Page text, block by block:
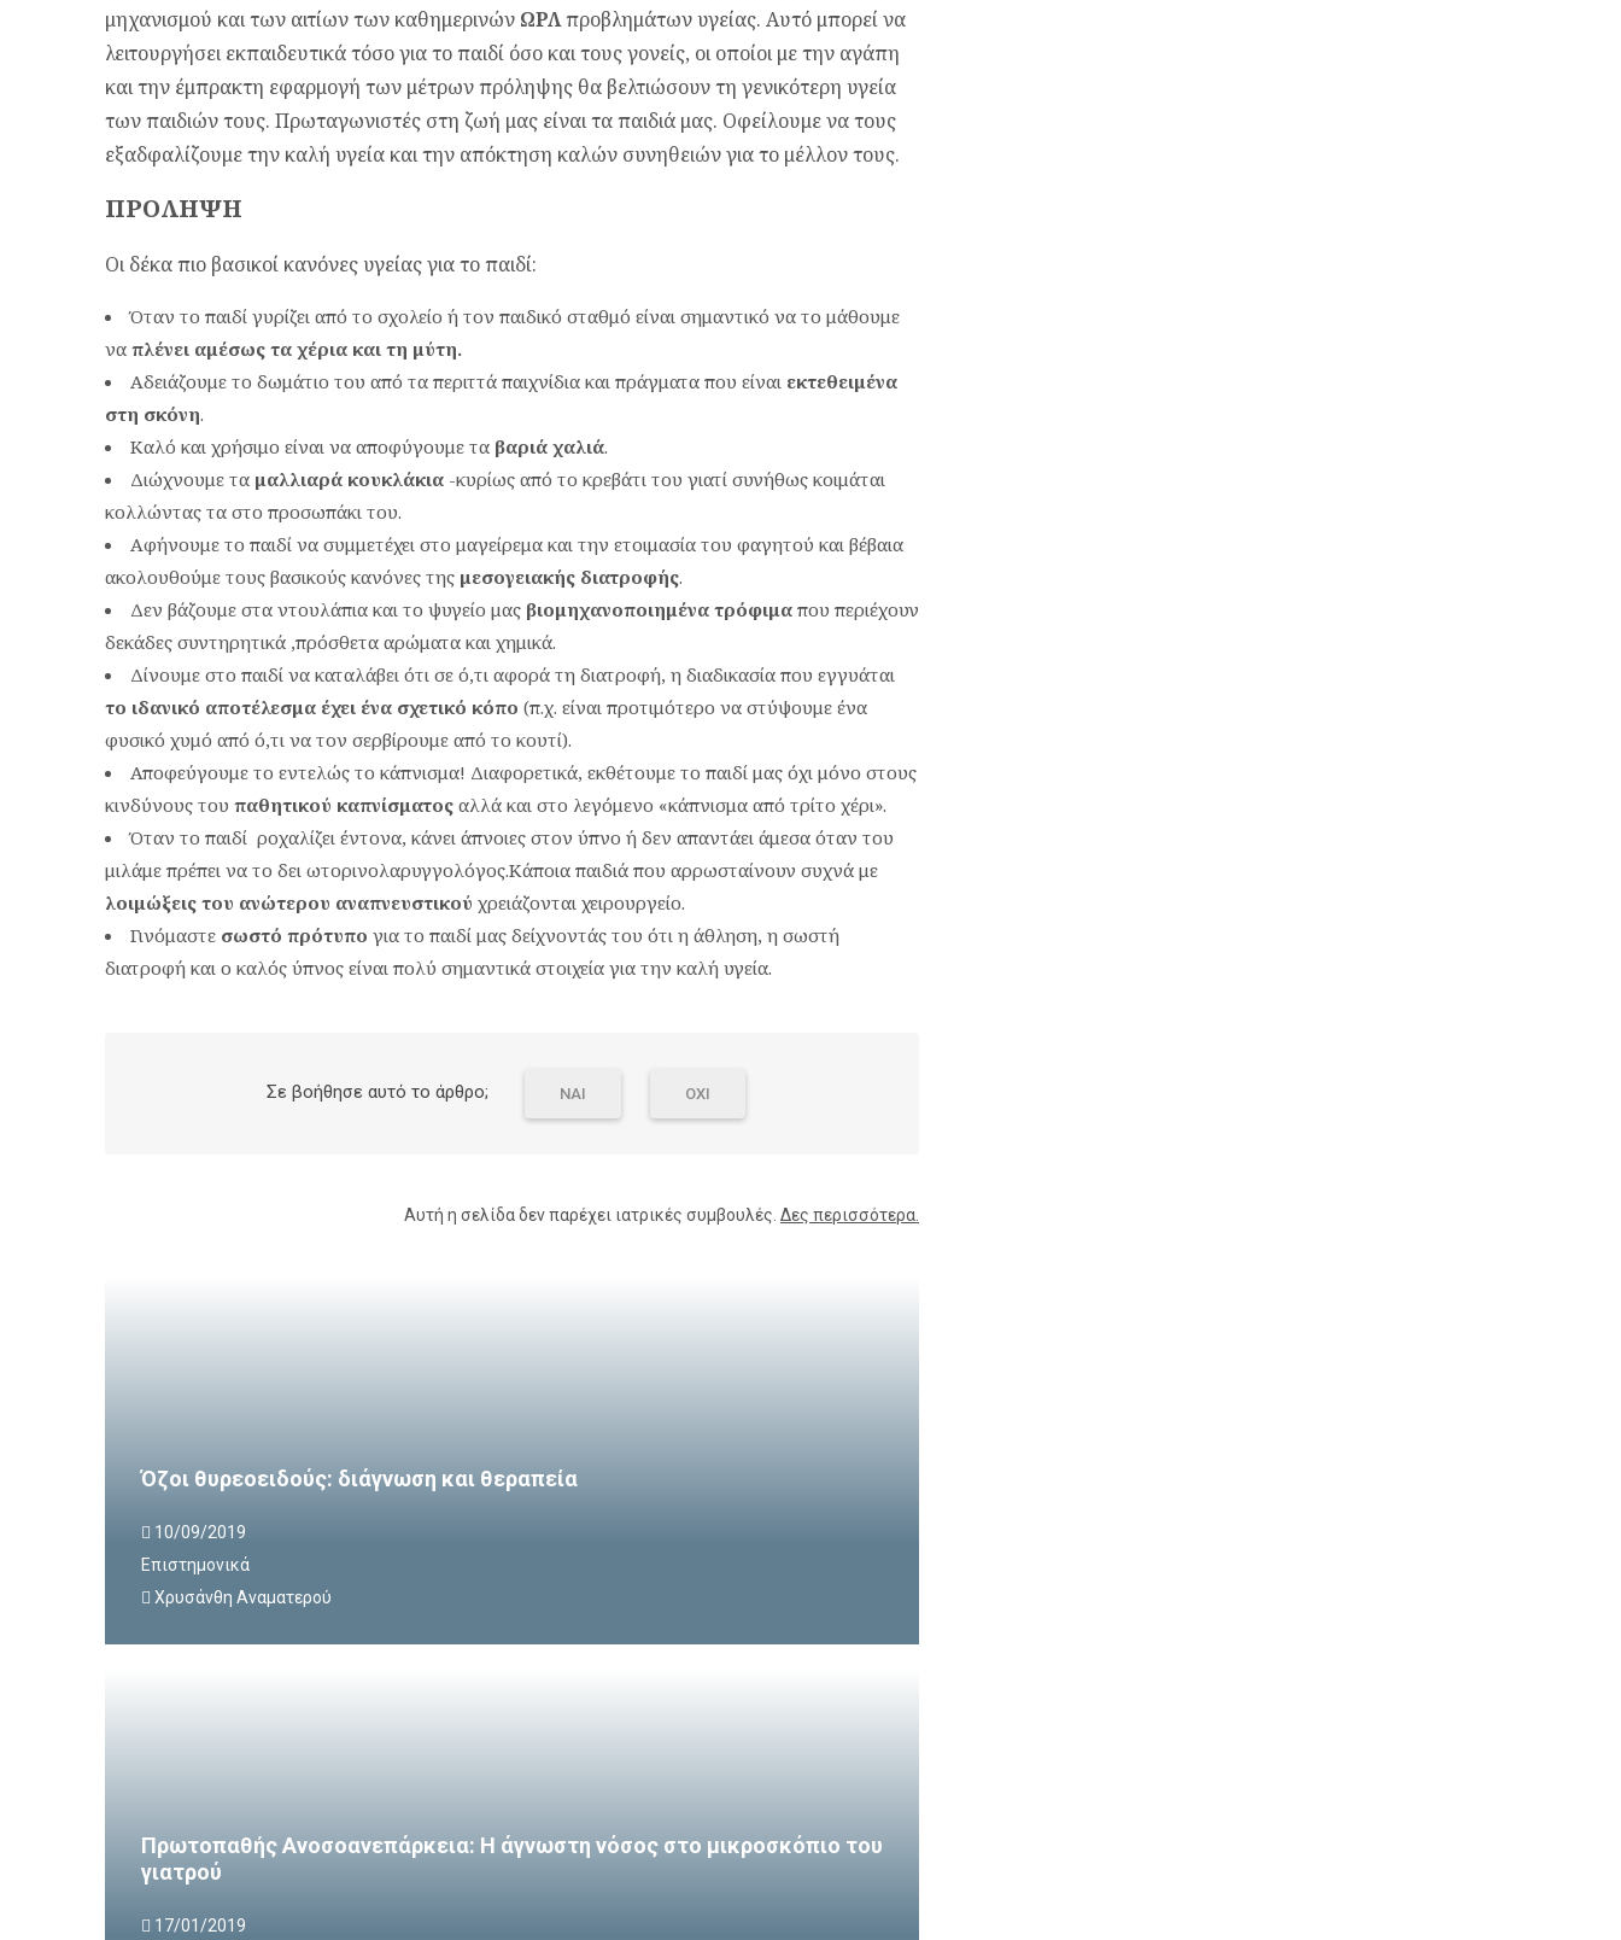
μηχανισμού και των αιτίων των καθημερινών ΩΡΛπροβλημάτων υγείας. Αυτό μπορεί να
λειτουργήσει εκπαιδευτικά τόσο για το παιδί όσο και τους γονείς, οι οποίοι με την αγάπη
και την έμπρακτη εφαρμογή των μέτρων πρόληψης θα βελτιώσουν τη γενικότερη υγεία
των παιδιών τους. Πρωταγωνιστές στη ζωή μας είναι τα παιδιά μας. Οφείλουμε να τους
εξαδφαλίζουμε την καλή υγεία και την απόκτηση καλών συνηθειών για το μέλλον τους.
ΠΡΟΛΗΨΗ
Οι δέκα πιο βασικοί κανόνες υγείας για το παιδί:
Όταν το παιδί γυρίζει από το σχολείο ή τον παιδικό σταθμό είναι σημαντικό να το μάθουμε
να πλένει αμέσως τα χέρια και τη μύτη.
Αδειάζουμε το δωμάτιο του από τα περιττά παιχνίδια και πράγματα που είναι εκτεθειμένα
στη σκόνη.
Καλό και χρήσιμο είναι να αποφύγουμε τα βαριά χαλιά.
Διώχνουμε τα μαλλιαρά κουκλάκια -κυρίως από το κρεβάτι του γιατί συνήθως κοιμάται
κολλώντας τα στο προσωπάκι του.
Αφήνουμε το παιδί να συμμετέχει στο μαγείρεμα και την ετοιμασία του φαγητού και βέβαια
ακολουθούμε τους βασικούς κανόνες της μεσογειακής διατροφής.
Δεν βάζουμε στα ντουλάπια και το ψυγείο μας βιομηχανοποιημένα τρόφιμα που περιέχουν
δεκάδες συντηρητικά ,πρόσθετα αρώματα και χημικά.
Δίνουμε στο παιδί να καταλάβει ότι σε ό,τι αφορά τη διατροφή, η διαδικασία που εγγυάται
το ιδανικό αποτέλεσμα έχει ένα σχετικό κόπο (π.χ. είναι προτιμότερο να στύψουμε ένα
φυσικό χυμό από ό,τι να τον σερβίρουμε από το κουτί).
Αποφεύγουμε το εντελώς το κάπνισμα! Διαφορετικά, εκθέτουμε το παιδί μας όχι μόνο στους
κινδύνους του παθητικού καπνίσματος αλλά και στο λεγόμενο «κάπνισμα από τρίτο χέρι».
Όταν το παιδί ροχαλίζει έντονα, κάνει άπνοιες στον ύπνο ή δεν απαντάει άμεσα όταν του
μιλάμε πρέπει να το δει ωτορινολαρυγγολόγος.Κάποια παιδιά που αρρωσταίνουν συχνά με
λοιμώξεις του ανώτερου αναπνευστικού χρειάζονται χειρουργείο.
Γινόμαστε σωστό πρότυπο για το παιδί μας δείχνοντάς του ότι η άθληση, η σωστή
διατροφή και ο καλός ύπνος είναι πολύ σημαντικά στοιχεία για την καλή υγεία.
Σε βοήθησε αυτό το άρθρο; ΝΑΙ ΟΧΙ
Αυτή η σελίδα δεν παρέχει ιατρικές συμβουλές. Δες περισσότερα.
Όζοι θυρεοειδούς: διάγνωση και θεραπεία
10/09/2019
Επιστημονικά
Χρυσάνθη Αναματερού
Πρωτοπαθής Ανοσοανεπάρκεια: Η άγνωστη νόσος στο μικροσκόπιο του
γιατρού
17/01/2019